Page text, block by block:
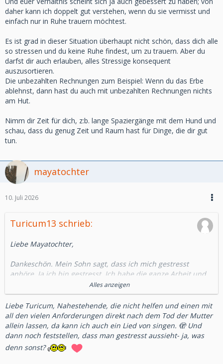
daher kann ich doppelt gut verstehen, wenn du sie vermisst und
einfach nur in Ruhe trauern möchtest.
Es ist grad in dieser Situation überhaupt nicht schön, dass dich alle
so stressen und du keine Ruhe findest, um zu trauern. Aber du
darfst dir auch erlauben, alles Stressige konsequent
auszusortieren.
Die unbezahlten Rechnungen zum Beispiel: Wenn du das Erbe
ablehnst, dann hast du auch mit unbezahlten Rechnungen nichts
am Hut.
Nimm dir Zeit für dich, z:b. lange Spaziergänge mit dem Hund und
schau, dass du genug Zeit und Raum hast für Dinge, die dir gut
tun.
mayatochter
10. Juli 2026
Turicum13 schrieb:
Liebe Mayatochter,
Dankeschön. Mein Sohn sagt, dass ich mich gestresst
anhöre. Ja ich bin gestresst. Ich habe die ganze Arbeit und
er macht nichts. Das ärgert mich.
Ich muss mich um alles mögliche kümmern. Ich kann nicht
einmal in Ruhe trauern. Jeder will irgendwas von mir. Jetzt
kamen auch noch unbezahlte Rechnungen, die die
Betreuerin meiner Mutter nicht bezahlt hat.
Ja ich bin gestresst. Ich habe meine liebe Mama verloren...
Alles anzeigen
Liebe Turicum, Nahestehende, die nicht helfen und einen mit
all den vielen Anforderungen direkt nach dem Tod der Mutter
allein lassen, da kann ich auch ein Lied von singen. 🫣 Und
dann noch feststellen, dass man gestresst aussieht- ja, was
denn sonst?